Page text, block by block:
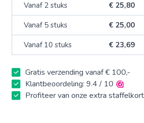
Vanaf 2 stuks € 25,80
Vanaf 5 stuks € 25,00
Vanaf 10 stuks € 23,69
Gratis verzending vanaf € 100,-
Klantbeoordeling: 9.4 / 10
Profiteer van onze extra